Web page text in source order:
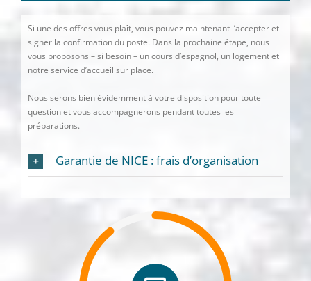
Si une des offres vous plaît, vous pouvez maintenant l’accepter et
signer la confirmation du poste. Dans la prochaine étape, nous
vous proposons – si besoin – un cours d’espagnol, un logement et
notre service d’accueil sur place.
Nous serons bien évidemment à votre disposition pour toute
question et vous accompagnerons pendant toutes les
préparations.
Garantie de NICE : frais d’organisation